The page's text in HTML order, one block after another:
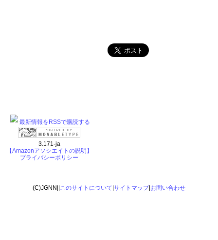
最新情報をRSSで購読する
3.171-ja
【Amazonアソシエイトの説明】
プライバシーポリシー
(C)JGNN|| このサイトについて サイトマップ| お問い合わせ